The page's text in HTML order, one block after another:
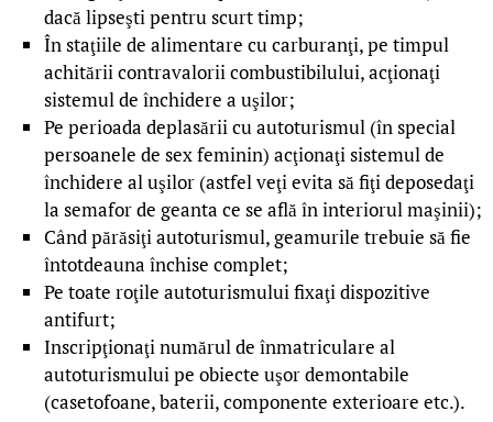
dacă lipseşti pentru scurt timp;
În staţiile de alimentare cu carburanţi, pe timpul
achitării contravalorii combustibilului, acţionaţi
sistemul de închidere a uşilor;
Pe perioada deplasării cu autoturismul (în special
persoanele de sex feminin) acţionaţi sistemul de
închidere al uşilor (astfel veţi evita să fiţi deposedaţi
la semafor de geanta ce se află în interiorul maşinii);
Când părăsiţi autoturismul, geamurile trebuie să fie
întotdeauna închise complet;
Pe toate roţile autoturismului fixaţi dispozitive
antifurt;
Inscripţionaţi numărul de înmatriculare al
autoturismului pe obiecte uşor demontabile
(casetofoane, baterii, componente exterioare etc.).